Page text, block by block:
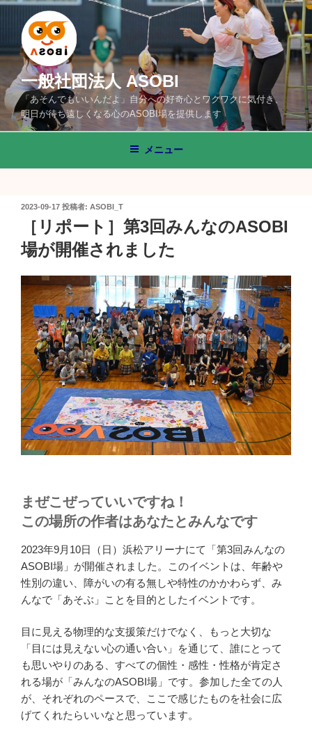
コ
ン
へ
ス
一般社団法人 ASOBI
「あそんでもいいんだよ」自分への好奇心とワクワクに気付き、
明日が待ち遠しくなる心のASOBI場を提供します
メニュー
投
2023-09-17 投稿者: ASOBI_T
［リポート］第3回みんなのASOBI
場が開催されました
まぜこぜっていいですね！
この場所の作者はあなたとみんなです
2023年9月10日（日）浜松アリーナにて「第3回みんなの
ASOBI場」が開催されました。このイベントは、年齢や
性別の違い、障がいの有る無しや特性のかかわらず、み
んなで「あそぶ」ことを目的としたイベントです。
目に見える物理的な支援策だけでなく、もっと大切な
「目には見えない心の通い合い」を通じて、誰にとって
も思いやりのある、すべての個性・感性・性格が肯定さ
れる場が「みんなのASOBI場」です。参加した全ての人
が、それぞれのペースで、ここで感じたものを社会に広
げてくれたらいいなと思っています。